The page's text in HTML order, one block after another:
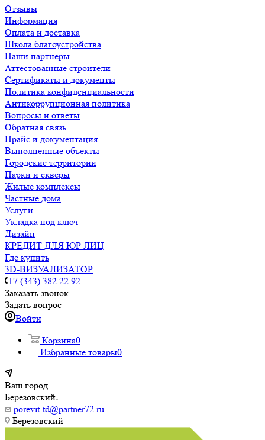
Отзывы
Информация
Оплата и доставка
Школа благоустройства
Наши партнёры
Аттестованные строители
Сертификаты и документы
Политика конфиденциальности
Антикоррупционная политика
Вопросы и ответы
Обратная связь
Прайс и документация
Выполненные объекты
Городские территории
Парки и скверы
Жилые комплексы
Частные дома
Услуги
Укладка под ключ
Дизайн
КРЕДИТ ДЛЯ ЮР ЛИЦ
Где купить
3D-ВИЗУАЛИЗАТОР
+7 (343) 382 22 92
Заказать звонок
Задать вопрос
Войти
Корзина0
Избранные товары0
Ваш город
Березовский
porevit-td@partner72.ru
Березовский